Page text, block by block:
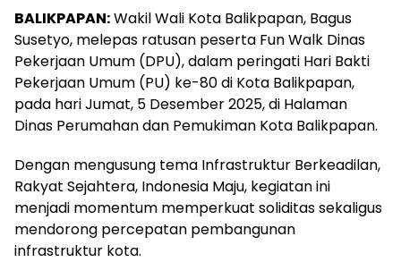
BALIKPAPAN:Wakil Wali Kota Balikpapan, Bagus
Susetyo, melepas ratusan peserta Fun Walk Dinas
Pekerjaan Umum (DPU), dalam peringati Hari Bakti
Pekerjaan Umum (PU) ke-80 di Kota Balikpapan,
pada hari Jumat, 5 Desember 2025, di Halaman
Dinas Perumahan dan Pemukiman Kota Balikpapan.
Dengan mengusung tema Infrastruktur Berkeadilan,
Rakyat Sejahtera, Indonesia Maju, kegiatan ini
menjadi momentum memperkuat soliditas sekaligus
mendorong percepatan pembangunan
infrastruktur kota.